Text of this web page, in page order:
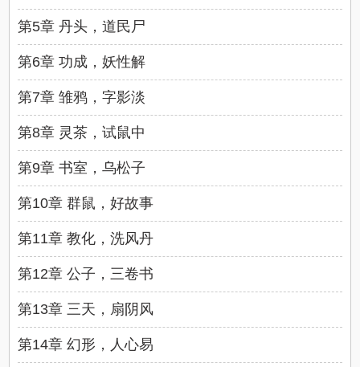
第5章 丹头，道民尸
第6章 功成，妖性解
第7章 雏鸦，字影淡
第8章 灵茶，试鼠中
第9章 书室，乌松子
第10章 群鼠，好故事
第11章 教化，洗风丹
第12章 公子，三卷书
第13章 三天，扇阴风
第14章 幻形，人心易